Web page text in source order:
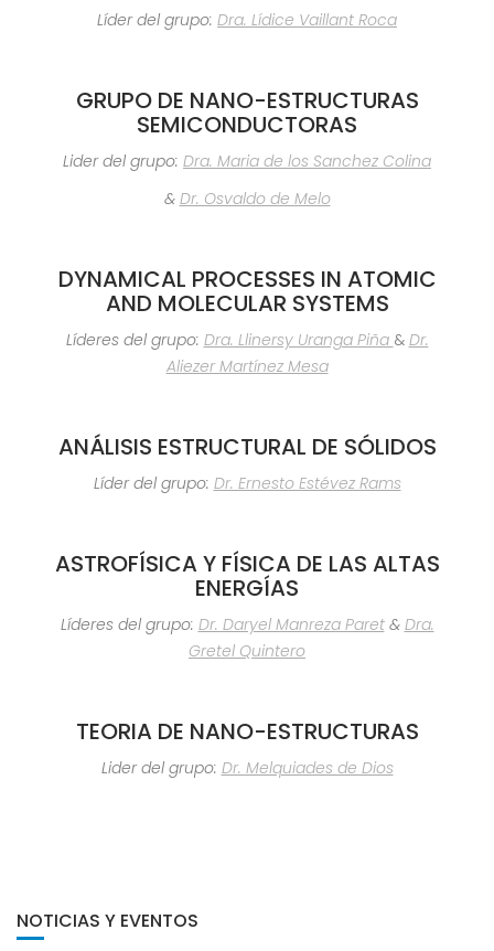
Líder del grupo: Dra. Lídice Vaillant Roca
GRUPO DE NANO-ESTRUCTURAS
SEMICONDUCTORAS
Lider del grupo: Dra. Maria de los Sanchez Colina
& Dr. Osvaldo de Melo
DYNAMICAL PROCESSES IN ATOMIC
AND MOLECULAR SYSTEMS
Líderes del grupo: Dra. Llinersy Uranga Piña & Dr.
Aliezer Martínez Mesa
ANÁLISIS ESTRUCTURAL DE SÓLIDOS
Líder del grupo: Dr. Ernesto Estévez Rams
ASTROFÍSICA Y FÍSICA DE LAS ALTAS
ENERGÍAS
Líderes del grupo: Dr. Daryel Manreza Paret& Dra.
Gretel Quintero
TEORIA DE NANO-ESTRUCTURAS
Lider del grupo: Dr. Melquiades de Dios
NOTICIAS Y EVENTOS